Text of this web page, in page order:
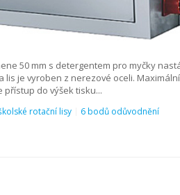
50 mm s detergentem pro myčky
je vyroben z nerezové oceli.
přístup do výšek tisku...
rotační lisy 6 bodů odůvodnění